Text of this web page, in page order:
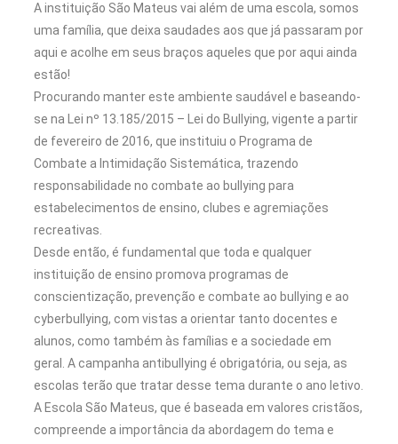
A instituição São Mateus vai além de uma escola, somos
uma família, que deixa saudades aos que já passaram por
aqui e acolhe em seus braços aqueles que por aqui ainda
estão!
Procurando manter este ambiente saudável e baseando-
se na Lei nº 13.185/2015 – Lei do Bullying, vigente a partir
de fevereiro de 2016, que instituiu o Programa de
Combate a Intimidação Sistemática, trazendo
responsabilidade no combate ao bullying para
estabelecimentos de ensino, clubes e agremiações
recreativas.
Desde então, é fundamental que toda e qualquer
instituição de ensino promova programas de
conscientização, prevenção e combate ao bullying e ao
cyberbullying, com vistas a orientar tanto docentes e
alunos, como também às famílias e a sociedade em
geral. A campanha antibullying é obrigatória, ou seja, as
escolas terão que tratar desse tema durante o ano letivo.
A Escola São Mateus, que é baseada em valores cristãos,
compreende a importância da abordagem do tema e